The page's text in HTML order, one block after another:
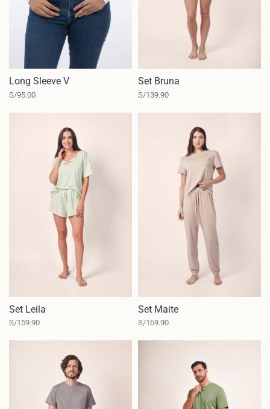
Long Sleeve V
S/95.00
Set Bruna
S/139.90
Set Leila
S/159.90
Set Maite
S/169.90